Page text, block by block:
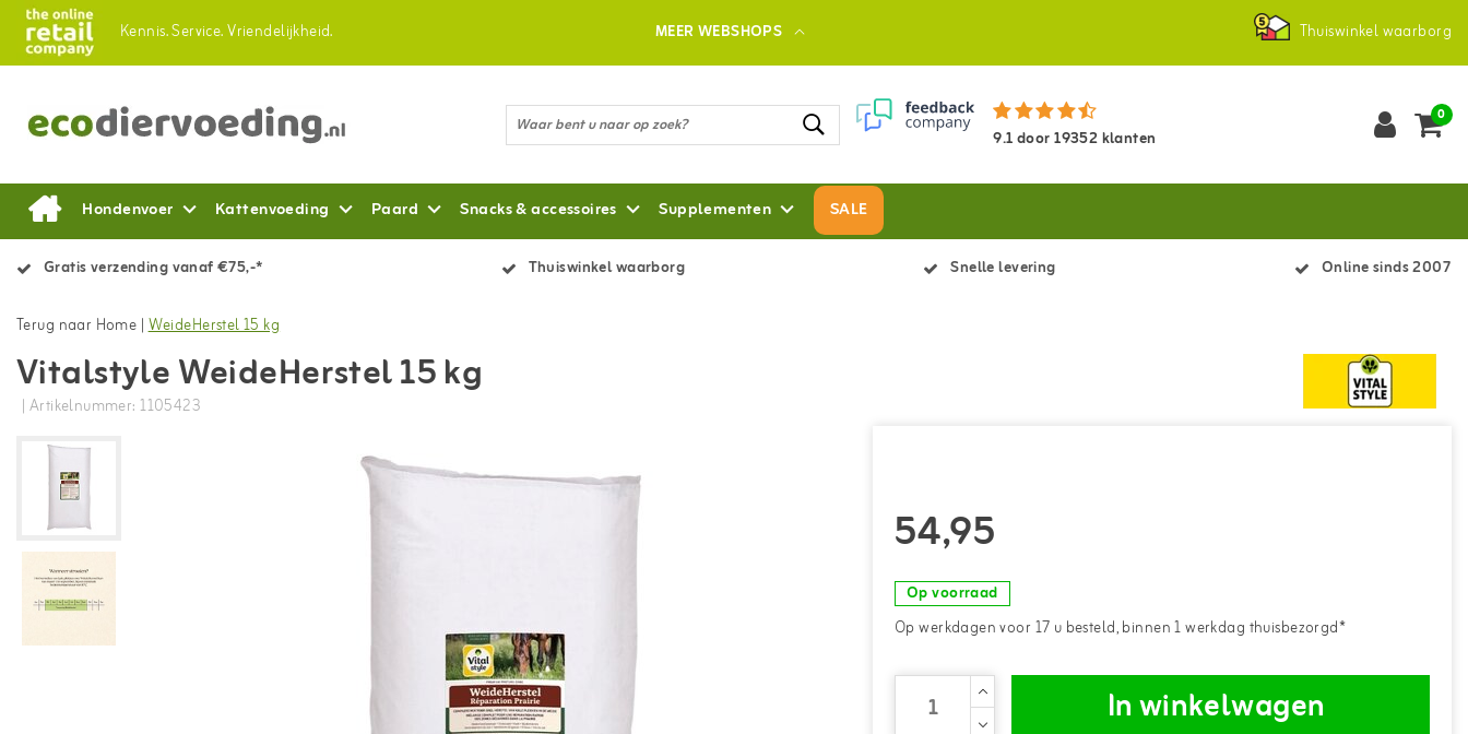
Kennis.Service.Vriendelijkheid. MEER WEBSHOPS Thuiswinkel waarborg
9.1door19352klanten
0
Hondenvoer Kattenvoeding Paard Snacks & accessoires Supplementen SALE
Gratis verzending vanaf €75,-* Thuiswinkel waarborg Snelle levering Online sinds 2007
Terug naar Home |WeideHerstel 15 kg
Vitalstyle WeideHerstel 15 kg
| Artikelnummer: 1105423
54,95
Op voorraad
Op werkdagen voor 17 u besteld, binnen 1 werkdag thuisbezorgd*
In winkelwagen